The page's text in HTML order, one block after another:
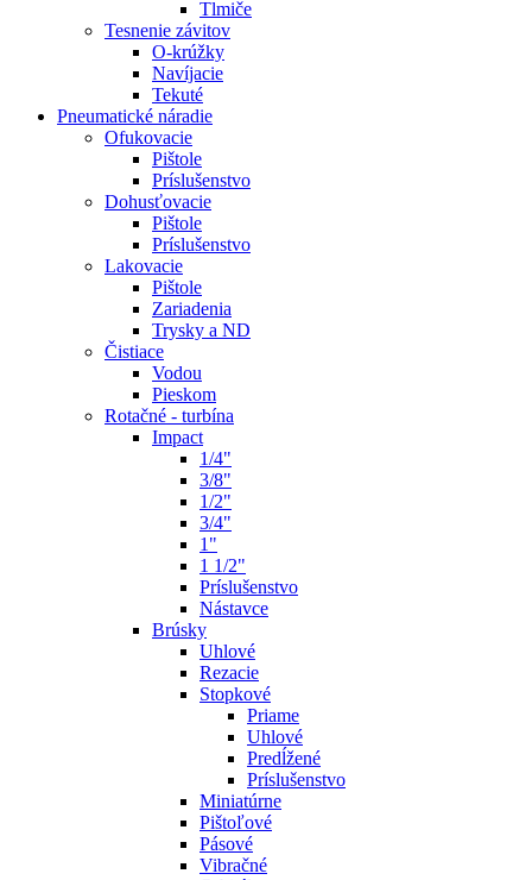
Tlmiče
Tesnenie závitov
O-krúžky
Navíjacie
Tekuté
Pneumatické náradie
Ofukovacie
Pištole
Príslušenstvo
Dohusťovacie
Pištole
Príslušenstvo
Lakovacie
Pištole
Zariadenia
Trysky a ND
Čistiace
Vodou
Pieskom
Rotačné - turbína
Impact
1/4"
3/8"
1/2"
3/4"
1"
1 1/2"
Príslušenstvo
Nástavce
Brúsky
Uhlové
Rezacie
Stopkové
Priame
Uhlové
Predĺžené
Príslušenstvo
Miniatúrne
Pištoľové
Pásové
Vibračné